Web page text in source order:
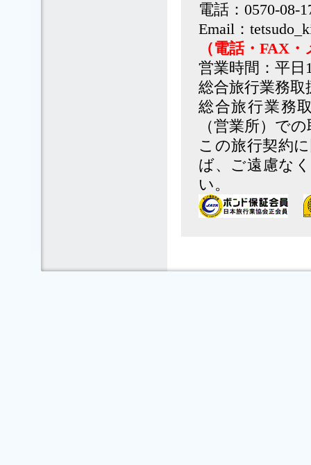
電話：0570-08-
Email：
（電話・FAX
営業時間：平日
総合旅行業務
総合旅行業務
（営業所）で
この旅行契約
ば、ご遠慮な
い。